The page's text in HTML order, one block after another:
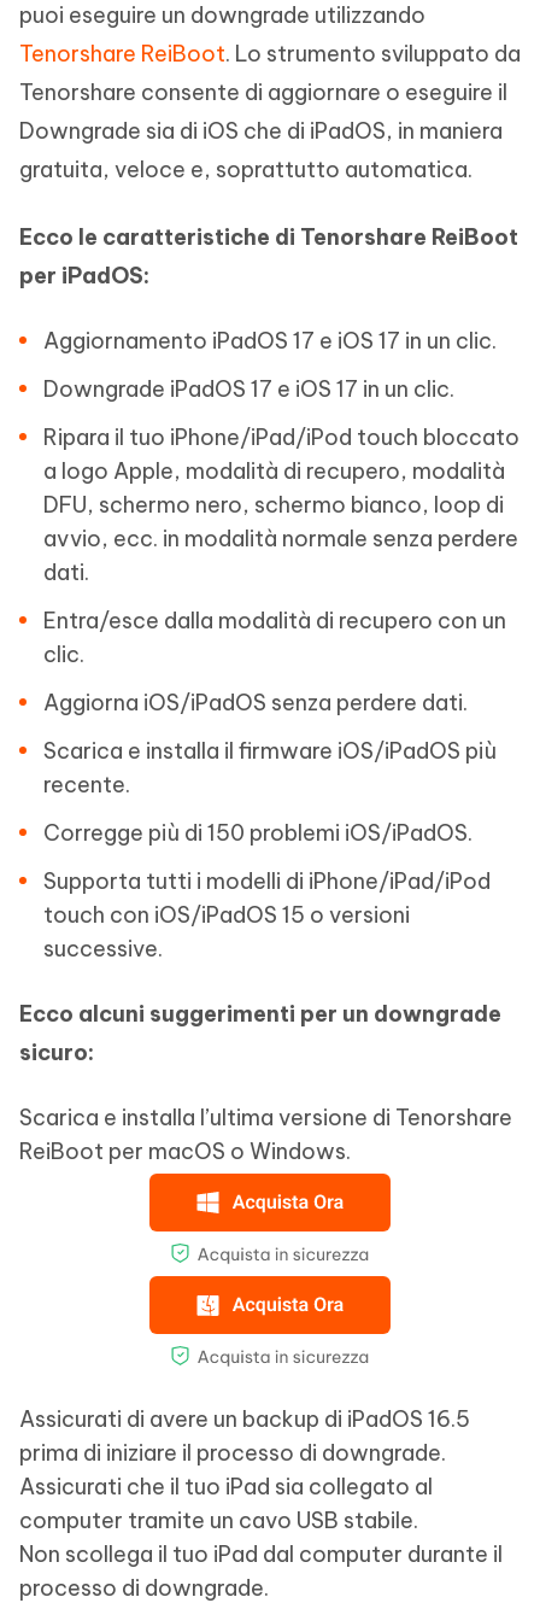
puoi eseguire un downgrade utilizzando
Tenorshare ReiBoot. Lo strumento sviluppato da
Tenorshare consente di aggiornare o eseguire il
Downgrade sia di iOS che di iPadOS, in maniera
gratuita, veloce e, soprattutto automatica.
Ecco le caratteristiche di Tenorshare ReiBoot
per iPadOS:
Aggiornamento iPadOS 17 e iOS 17 in un clic.
Downgrade iPadOS 17 e iOS 17 in un clic.
Ripara il tuo iPhone/iPad/iPod touch bloccato
a logo Apple, modalità di recupero, modalità
DFU, schermo nero, schermo bianco, loop di
avvio, ecc. in modalità normale senza perdere
dati.
Entra/esce dalla modalità di recupero con un
clic.
Aggiorna iOS/iPadOS senza perdere dati.
Scarica e installa il firmware iOS/iPadOS più
recente.
Corregge più di 150 problemi iOS/iPadOS.
Supporta tutti i modelli di iPhone/iPad/iPod
touch con iOS/iPadOS 15 o versioni
successive.
Ecco alcuni suggerimenti per un downgrade
sicuro:
Scarica e installa l’ultima versione di Tenorshare
ReiBoot per macOS o Windows.
Assicurati di avere un backup di iPadOS 16.5
prima di iniziare il processo di downgrade.
Assicurati che il tuo iPad sia collegato al
computer tramite un cavo USB stabile.
Non scollega il tuo iPad dal computer durante il
processo di downgrade.